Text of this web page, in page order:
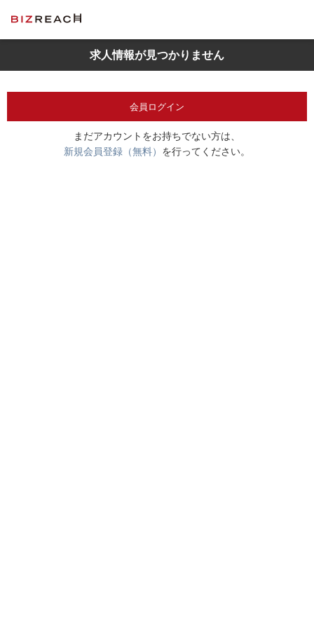
求人情報が見つかりません
会員ログイン
まだアカウントをお持ちでない方は、
新規会員登録（無料） を行ってください。